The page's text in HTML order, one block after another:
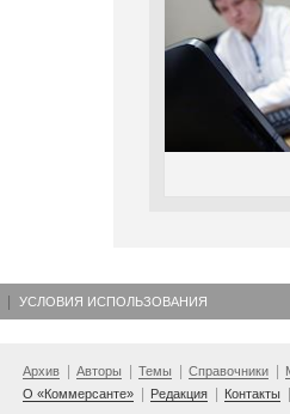
УСЛОВИЯ ИСПОЛЬЗОВАНИЯ
Архив Авторы Темы Справочники
О «Коммерсанте»
Редакция Контакты